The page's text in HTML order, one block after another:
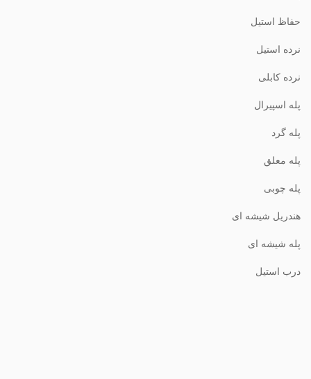
حفاظ استیل
نرده استیل
نرده کابلی
پله اسپیرال
پله گرد
پله معلق
پله چوبی
هندریل شیشه ای
پله شیشه ای
درب استیل